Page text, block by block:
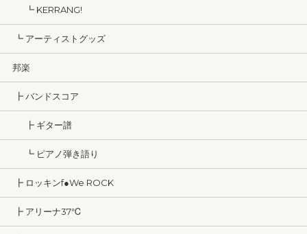
┗ KERRANG!
┗ アーティストグッズ
邦楽
┣ バンドスコア
┣ ギター譜
┗ ピアノ弾き語り
┣ ロッキンf●We ROCK
┣ アリーナ37℃